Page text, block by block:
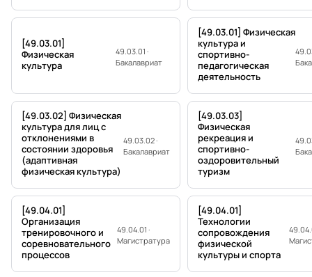
[49.03.01]
Физическая
культура
49.03.01 ·
Бакалавриат
[49.03.01] Физическая
культура и
спортивно-
педагогическая
деятельность
[49.03.02] Физическая
культура для лиц с
отклонениями в
состоянии здоровья
(адаптивная
физическая культура)
49.03.02 ·
Бакалавриат
[49.03.03]
Физическая
рекреация и
спортивно-
оздоровительный
туризм
[49.04.01]
Организация
тренировочного и
соревновательного
процессов
49.04.01 ·
Магистратура
[49.04.01]
Технологии
сопровождения
физической
культуры и спорта